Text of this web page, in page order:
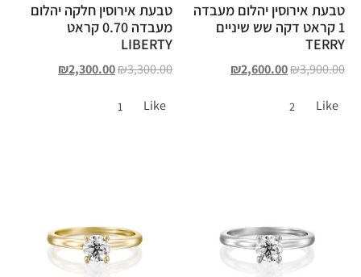
טבעת אירוסין יהלום מעבדה
1 קראט דקה שש שיניים
TERRY
₪3,900.00
₪2,600.00
Like
2
טבעת אירוסין חלקה יהלום
מעבדה 0.70 קראט
LIBERTY
₪3,300.00
₪2,300.00
Like
1